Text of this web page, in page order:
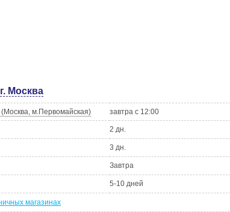
г. Москва
м.Первомайская) завтра с 12:00
2 дн.
3 дн.
Завтра
5-10 дней
магазинах